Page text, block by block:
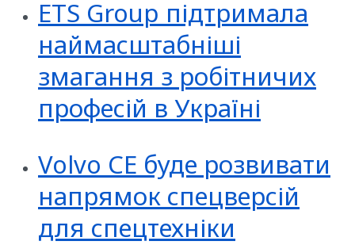
ETS Group підтримала
наймасштабніші
змагання з робітничих
професій в Україні
Volvo CE буде розвивати
напрямок спецверсій
для спецтехніки